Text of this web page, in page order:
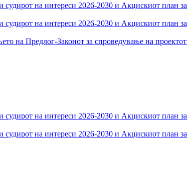
судирот на интереси 2026-2030 и Акцискиот план
судирот на интереси 2026-2030 и Акцискиот план
на Предлог-Законот за спроведување на
судирот на интереси 2026-2030 и Акцискиот план
судирот на интереси 2026-2030 и Акцискиот план